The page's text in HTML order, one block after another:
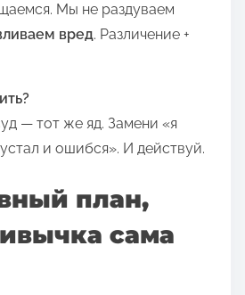
Мы не раздуваем
вред. Различение +
— тот же яд. Замени «я
и ошибся». И действуй.
план,
сама